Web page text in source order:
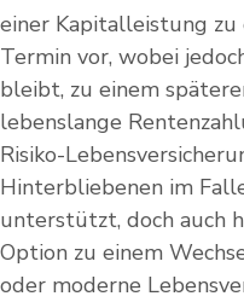
einer Kapitalleistung zu
Termin vor, wobei
bleibt, zu einem
lebenslange
Risiko-
Hinterbliebenen im
unterstützt, doch auch
Option zu einem
oder moderne